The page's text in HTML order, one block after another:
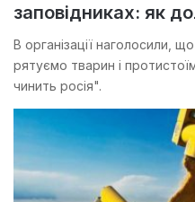
заповідниках: як
В організації наголосили,
рятуємо тварин і
чинить росія".